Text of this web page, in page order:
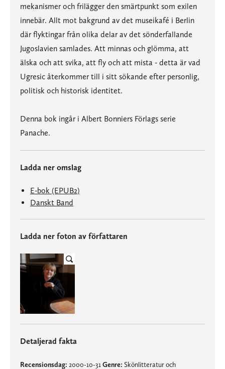
mekanismer och frilägger den smärtpunkt som exilen
innebär. Allt mot bakgrund av det museikafé i Berlin
där flyktingar från olika delar av det sönderfallande
Jugoslavien samlades. Att minnas och glömma, att
älska och att svika, att fly och att mista - detta är vad
Ugresic återkommer till i sitt sökande efter personlig,
politisk och historisk identitet.
Denna bok ingår i Albert Bonniers Förlags serie
Panache.
Ladda ner omslag
E-bok (EPUB2)
Danskt Band
Ladda ner foton av författaren
Detaljerad fakta
Recensionsdag: 2000-10-31Genre: Skönlitteratur och